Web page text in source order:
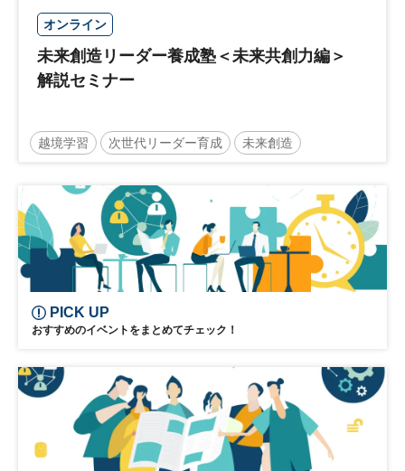
オンライン
未来創造リーダー養成塾＜未来共創力編＞
解説セミナー
越境学習 次世代リーダー育成 未来創造
日経オンラインセミナー
PICK UP
おすすめのイベントをまとめてチェック！